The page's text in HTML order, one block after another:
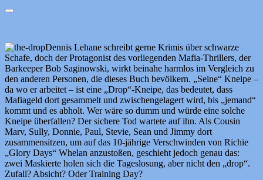
Dennis Lehane schreibt gerne Krimis über schwarze
Schafe, doch der Protagonist des vorliegenden Mafia-Thrillers, der
Barkeeper Bob Saginowski, wirkt beinahe harmlos im Vergleich zu
den anderen Personen, die dieses Buch bevölkern. „Seine“ Kneipe –
da wo er arbeitet – ist eine „Drop“-Kneipe, das bedeutet, dass
Mafiageld dort gesammelt und zwischengelagert wird, bis „jemand“
kommt und es abholt. Wer wäre so dumm und würde eine solche
Kneipe überfallen? Der sichere Tod wartete auf ihn. Als Cousin
Marv, Sully, Donnie, Paul, Stevie, Sean und Jimmy dort
zusammensitzen, um auf das 10-jährige Verschwinden von Richie
„Glory Days“ Whelan anzustoßen, geschieht jedoch genau das:
zwei Maskierte holen sich die Tageslosung, aber nicht den „drop“.
Zufall? Absicht? Oder Training Day?